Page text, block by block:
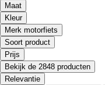
Maat
Kleur
Merk motorfiets
Soort product
Prijs
Bekijk de 2848 producten
Relevantie